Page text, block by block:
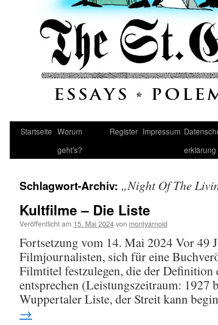
Startseite Worum
geht’s?
Register Impressum
erklärung
Schlagwort-Archiv: „Night Of The
Kultfilme – Die Liste
Veröffentlicht am 15. Mai 2024von montyarnold
Fortsetzung vom 14. Mai 2024 Vor 49
Filmjournalisten, sich für eine
Filmtitel festzulegen, die der Definition
entsprechen (Leistungszeitraum: 1927
Wuppertaler Liste, der Streit kann
→